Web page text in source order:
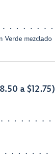
Verde mezclado
a $12.75)